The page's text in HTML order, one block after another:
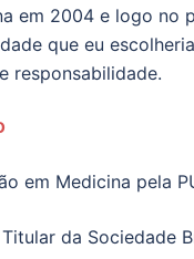
em 2004 e logo no
que eu
responsabilidade.
em Medicina pela
da Sociedade